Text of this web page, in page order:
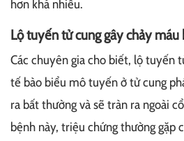
hơn khá nhiều.
Lộ tuyến tử cung gây chảy
Các chuyên gia cho biết, lộ tuyến
tế bào biểu mô tuyến ở tử cung
ra bất thường và sẽ tràn ra ngoài
bệnh này, triệu chứng thường gặp